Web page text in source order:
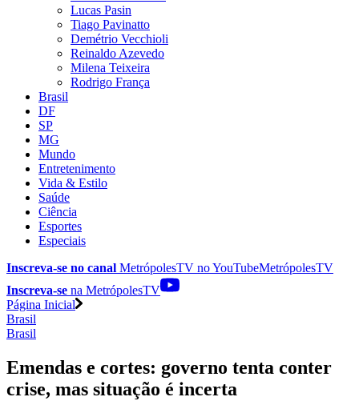
Lucas Pasin
Tiago Pavinatto
Demétrio Vecchioli
Reinaldo Azevedo
Milena Teixeira
Rodrigo França
Brasil
DF
SP
MG
Mundo
Entretenimento
Vida & Estilo
Saúde
Ciência
Esportes
Especiais
Inscreva-se no canal MetrópolesTV noYouTubeMetrópolesTV
Inscreva-se na MetrópolesTV
Página Inicial
Brasil
Brasil
Emendas e cortes: governo tenta conter
crise, mas situação é incerta